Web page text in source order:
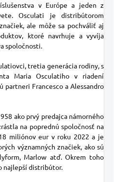
v Európe a jeden z
Osculati je distribútorom
ale môže sa pochváliť aj
ktoré navrhuje a vyvíja
spoločnosti.
tretia generácia rodiny, s
Maria Osculatiho v riadení
Francesco a Alessandro
ako prvý predajca námorného
na poprednú spoločnosť na
miliónov eur v roku 2022 a je
významných značiek, ako sú
Marlow atď. Okrem toho
najlepší distribútor.